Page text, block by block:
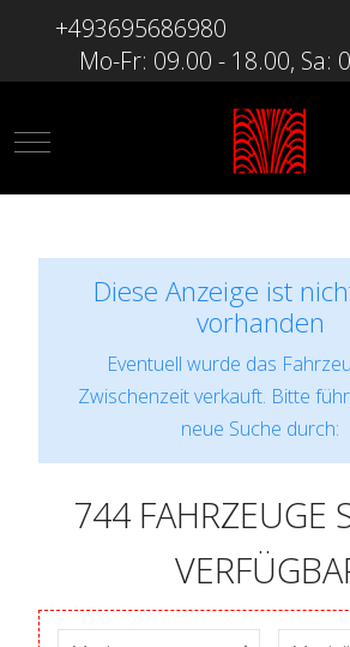
+493695686980
Mo-Fr: 09.00 - 18.00, Sa:
Mobile Menu Toggle
Diese Anzeige ist
vorhanden
Eventuell wurde das
Zwischenzeit verkauft. Bitte
neue Suche durch:
744 FAHRZEUGE